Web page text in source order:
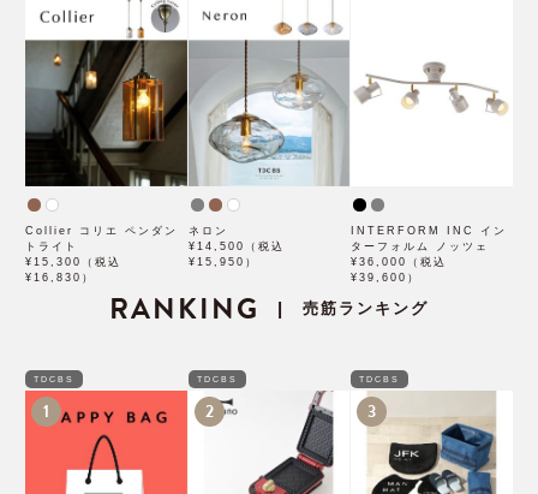
Collier コリエ ペンダン
トライト
¥15,300（税込
¥16,830）
ネロン
¥14,500（税込
¥15,950）
INTERFORM INC イン
ターフォルム ノッツェ
¥36,000（税込
¥39,600）
RANKING | 売筋ランキング
TDCBS
1
TDCBS
2
TDCBS
3